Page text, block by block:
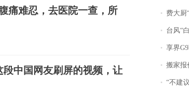
痛难忍，去医院一查，所
段中国网友刷屏的视频，让
费大厨“全
台风“白
享界
搬家报价
“不建议